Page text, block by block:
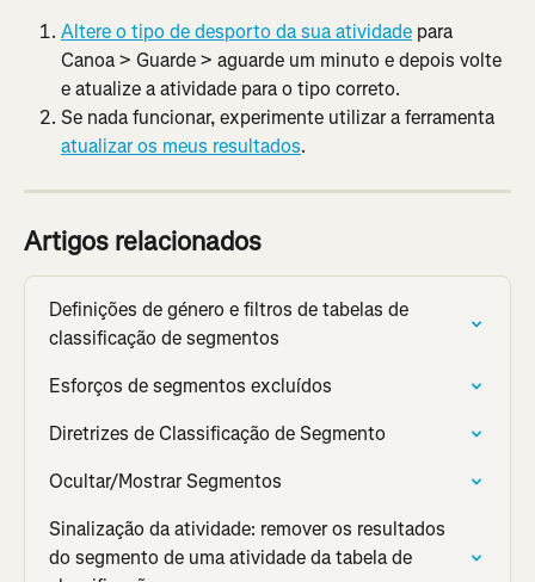
Altere o tipo de desporto da sua atividade para
Canoa > Guarde > aguarde um minuto e depois volte
e atualize a atividade para o tipo correto.
Se nada funcionar, experimente utilizar a ferramenta
atualizar os meus resultados.
Artigos relacionados
Definições de género e filtros de tabelas de
classificação de segmentos
Esforços de segmentos excluídos
Diretrizes de Classificação de Segmento
Ocultar/Mostrar Segmentos
Sinalização da atividade: remover os resultados
do segmento de uma atividade da tabela de